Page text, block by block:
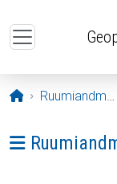
Avaleht
Ruumiandmed
Ava menüü: